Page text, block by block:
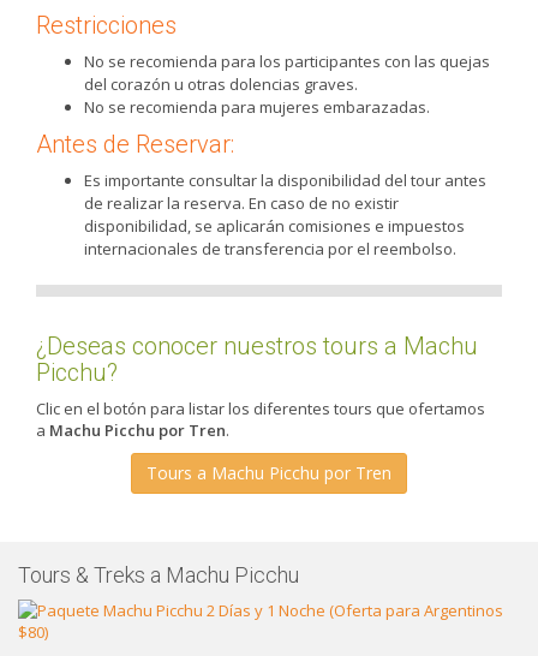
Restricciones
No se recomienda para los participantes con las quejas
del corazón u otras dolencias graves.
No se recomienda para mujeres embarazadas.
Antes de Reservar:
Es importante consultar la disponibilidad del tour antes
de realizar la reserva. En caso de no existir
disponibilidad, se aplicarán comisiones e impuestos
internacionales de transferencia por el reembolso.
¿Deseas conocer nuestros tours a Machu
Picchu?
Clic en el botón para listar los diferentes tours que ofertamos
a Machu Picchu por Tren.
Tours a Machu Picchu por Tren
Tours & Treks a Machu Picchu